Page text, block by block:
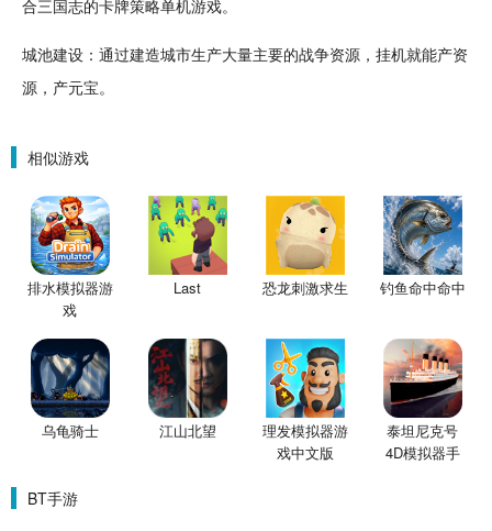
合三国志的卡牌策略单机游戏。
城池建设：通过建造城市生产大量主要的战争资源，挂机就能产资
源，产元宝。
相似游戏
排水模拟器游
戏
Last 恐龙刺激求生 钓鱼命中命中
乌龟骑士 江山北望
理发模拟器游
戏中文版
泰坦尼克号
4D模拟器手
BT手游